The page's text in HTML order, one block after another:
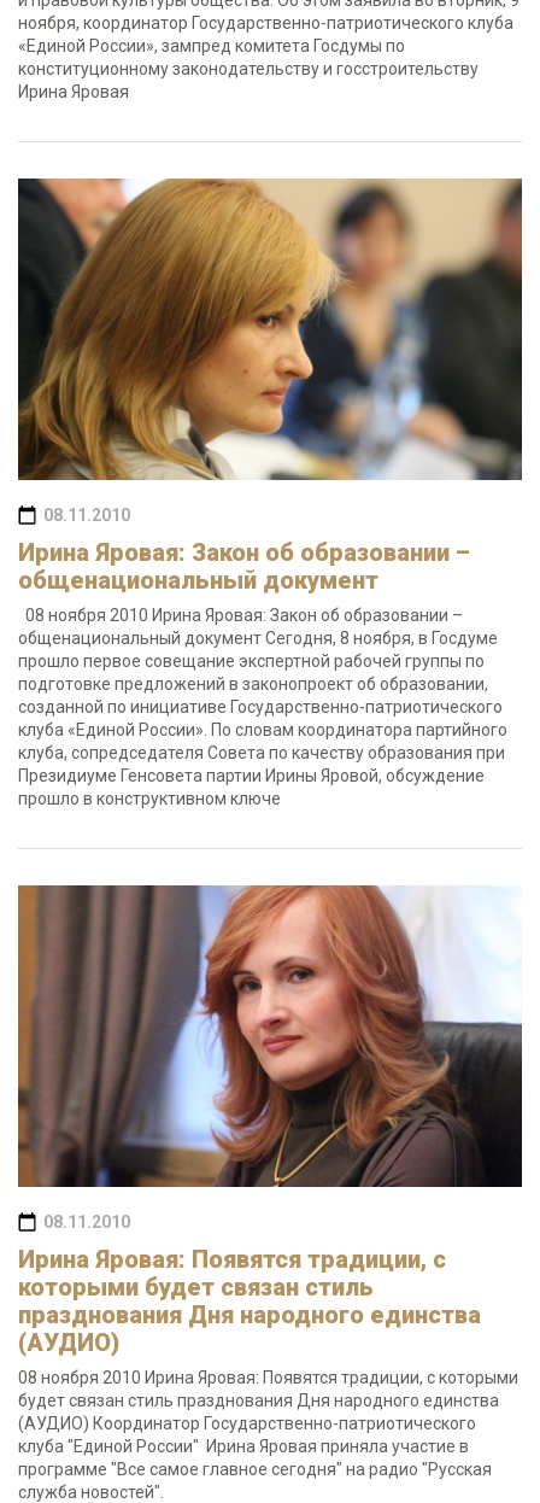
ноября, координатор Государственно-патриотического клуба
«Единой России», зампред комитета Госдумы по
конституционному законодательству и госстроительству
Ирина Яровая
08.11.2010
Ирина Яровая: Закон об образовании –
общенациональный документ
08 ноября 2010 Ирина Яровая: Закон об образовании –
общенациональный документ Сегодня, 8 ноября, в Госдуме
прошло первое совещание экспертной рабочей группы по
подготовке предложений в законопроект об образовании,
созданной по инициативе Государственно-патриотического
клуба «Единой России». По словам координатора партийного
клуба, сопредседателя Совета по качеству образования при
Президиуме Генсовета партии Ирины Яровой, обсуждение
прошло в конструктивном ключе
08.11.2010
Ирина Яровая: Появятся традиции, с
которыми будет связан стиль
празднования Дня народного единства
(АУДИО)
08 ноября 2010 Ирина Яровая: Появятся традиции, с которыми
будет связан стиль празднования Дня народного единства
(АУДИО) Координатор Государственно-патриотического
клуба "Единой России" Ирина Яровая приняла участие в
программе "Все самое главное сегодня" на радио "Русская
служба новостей".